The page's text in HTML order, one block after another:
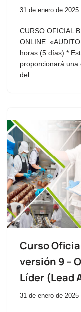
31 de enero de 2025
CURSO OFICIAL
ONLINE:
horas (5 días) *
proporcionará una
del…
Curso
versión 9 –
Líder (Lead
31 de enero de 2025